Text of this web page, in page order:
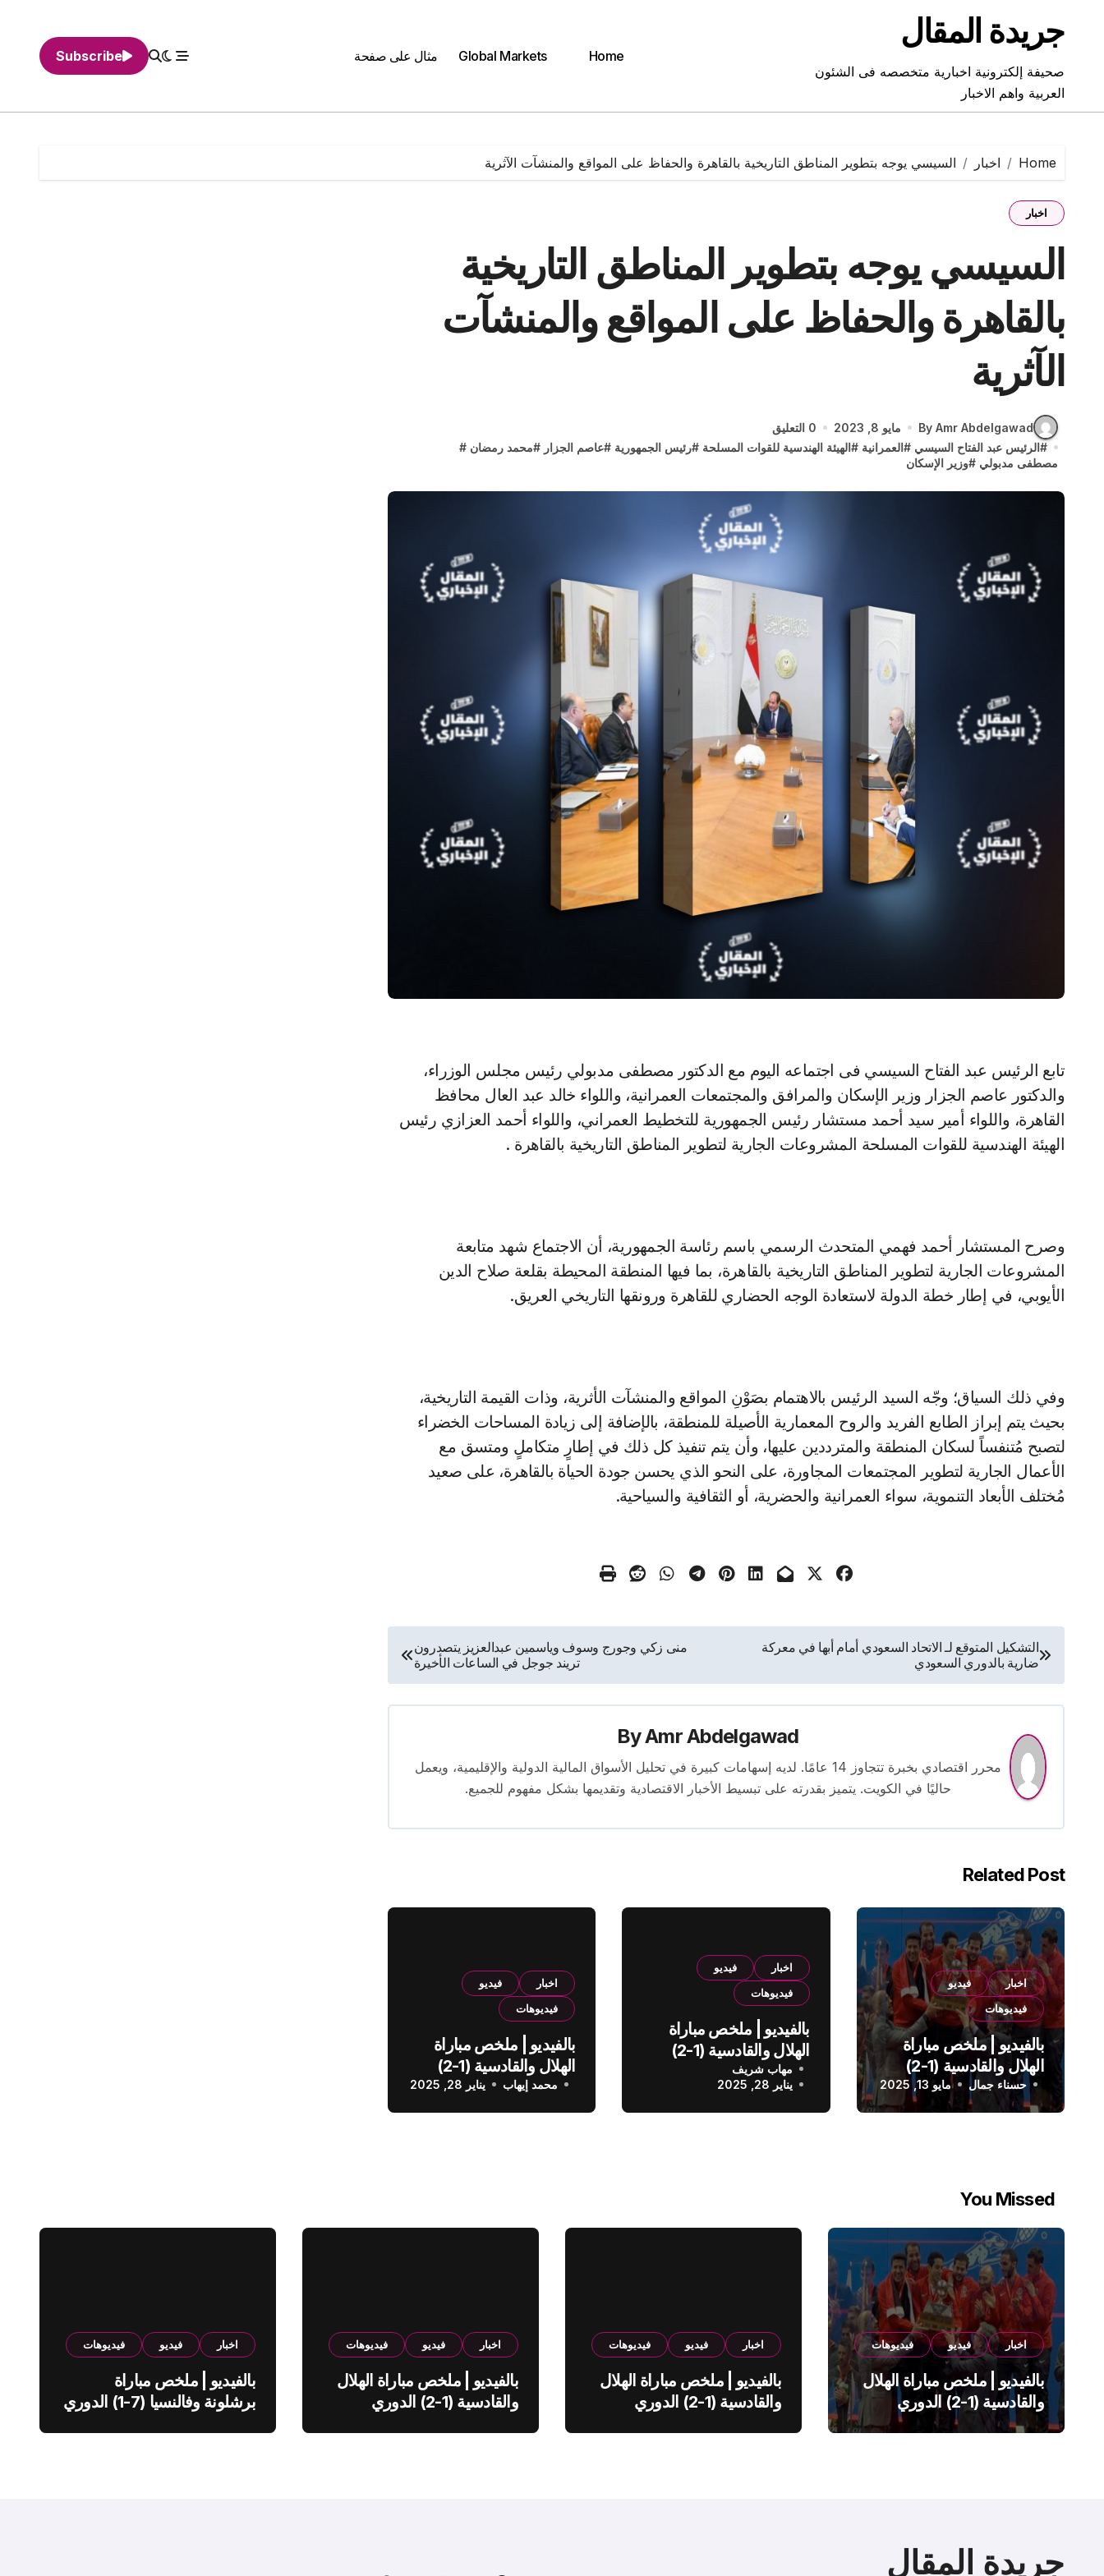
contentجريدة المقال
صحيفة إلكترونية اخبارية متخصصه فى الشئون
العربية واهم الاخبار
Home
Global Markets مثال على صفحة Subscribe
Home اخبار السيسي يوجه بتطوير المناطق التاريخية بالقاهرة والحفاظ على المواقع والمنشآت الآثرية
اخبار
السيسي يوجه بتطوير المناطق التاريخية
بالقاهرة والحفاظ على المواقع والمنشآت
الآثرية
By Amr Abdelgawad مايو 8, 2023
0 التعليق
#الرئيس عبد الفتاح السيسي #العمرانية #الهيئة الهندسية للقوات المسلحة #رئيس الجمهورية #عاصم الجزار #محمد رمضان #
مصطفى مدبولي #وزير الإسكان
تابع الرئيس عبد الفتاح السيسي فى اجتماعه اليوم مع الدكتور مصطفى مدبولي رئيس مجلس الوزراء،
والدكتور عاصم الجزار وزير الإسكان والمرافق والمجتمعات العمرانية، واللواء خالد عبد العال محافظ
القاهرة، واللواء أمير سيد أحمد مستشار رئيس الجمهورية للتخطيط العمراني، واللواء أحمد العزازي رئيس
الهيئة الهندسية للقوات المسلحة المشروعات الجارية لتطوير المناطق التاريخية بالقاهرة .
وصرح المستشار أحمد فهمي المتحدث الرسمي باسم رئاسة الجمهورية، أن الاجتماع شهد متابعة
المشروعات الجارية لتطوير المناطق التاريخية بالقاهرة، بما فيها المنطقة المحيطة بقلعة صلاح الدين
الأيوبي، في إطار خطة الدولة لاستعادة الوجه الحضاري للقاهرة ورونقها التاريخي العريق.
وفي ذلك السياق؛ وجّه السيد الرئيس بالاهتمام بصَوْنِ المواقع والمنشآت الأثرية، وذات القيمة التاريخية،
بحيث يتم إبراز الطابع الفريد والروح المعمارية الأصيلة للمنطقة، بالإضافة إلى زيادة المساحات الخضراء
لتصبح مُتنفساً لسكان المنطقة والمترددين عليها، وأن يتم تنفيذ كل ذلك في إطارٍ متكاملٍ ومتسق مع
الأعمال الجارية لتطوير المجتمعات المجاورة، على النحو الذي يحسن جودة الحياة بالقاهرة، على صعيد
مُختلف الأبعاد التنموية، سواء العمرانية والحضرية، أو الثقافية والسياحية.
تصفّح
المقالات
التشكيل المتوقع لـ الاتحاد السعودي أمام أبها في معركة
ضارية بالدوري السعودي
منى زكي وجورج وسوف وياسمين عبدالعزيز يتصدرون
تريند جوجل في الساعات الأخيرة
ByAmr Abdelgawad
محرر اقتصادي بخبرة تتجاوز 14 عامًا. لديه إسهامات كبيرة في تحليل الأسواق المالية الدولية والإقليمية، ويعمل
حاليًا في الكويت. يتميز بقدرته على تبسيط الأخبار الاقتصادية وتقديمها بشكل مفهوم للجميع.
Related Post
اخبار
فيديو
فيديوهات
بالفيديو | ملخص مباراة
الهلال والقادسية (1-2)
الدوري السعودي
حسناء جمال مايو 13, 2025
اخبار
فيديو
فيديوهات
بالفيديو | ملخص مباراة
الهلال والقادسية (1-2)
الدوري السعودي
مهاب شريف
يناير 28, 2025
اخبار
فيديو
فيديوهات
بالفيديو | ملخص مباراة
الهلال والقادسية (1-2)
الدوري السعودي
محمد إيهاب يناير 28, 2025
You Missed
اخبار فيديو فيديوهات
بالفيديو | ملخص مباراة الهلال
والقادسية (1-2) الدوري
السعودي
اخبار فيديو فيديوهات
بالفيديو | ملخص مباراة الهلال
والقادسية (1-2) الدوري
اخبار فيديو فيديوهات
بالفيديو | ملخص مباراة الهلال
والقادسية (1-2) الدوري
اخبار فيديو فيديوهات
بالفيديو | ملخص مباراة
برشلونة وفالنسيا (7-1) الدوري
جريدة المقال